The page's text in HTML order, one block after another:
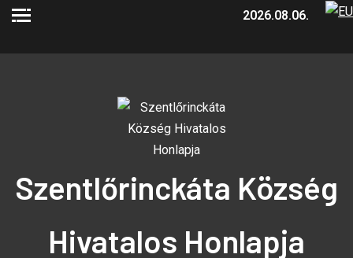
2026.08.06.
Szentlőrinckáta Község
Hivatalos Honlapja